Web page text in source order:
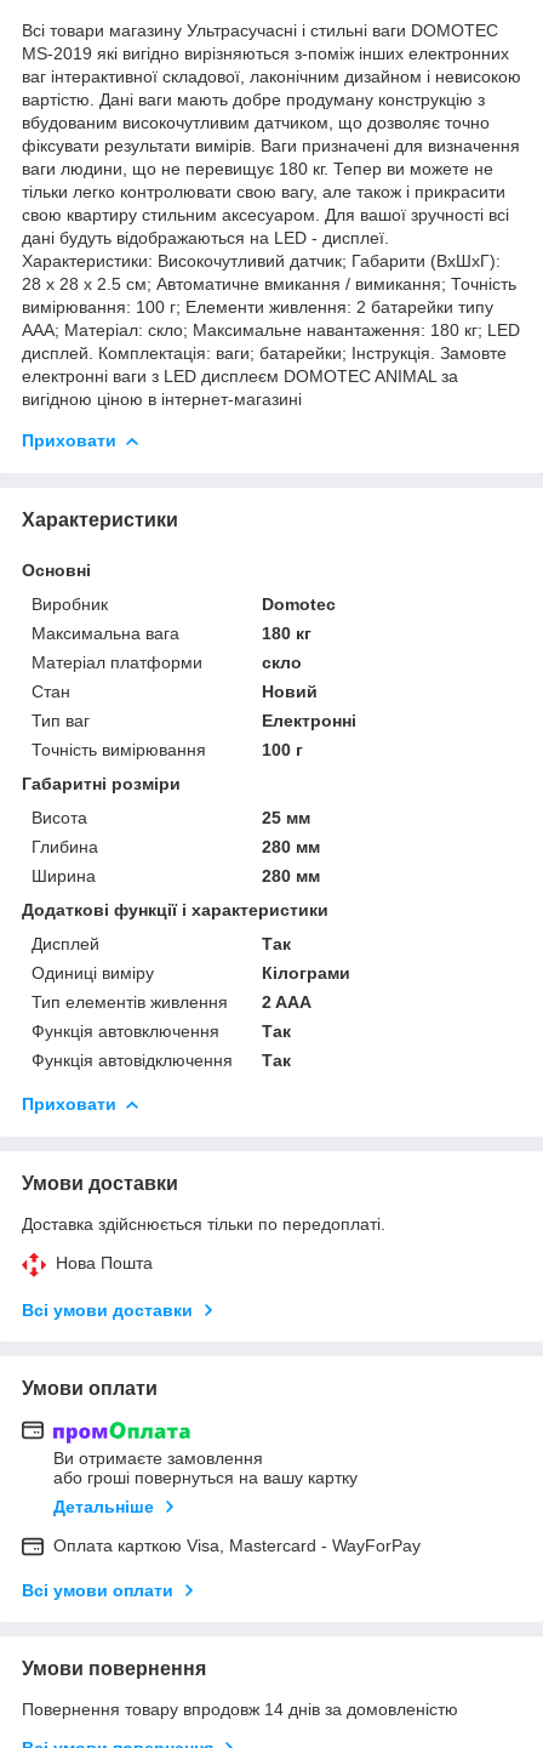
Всі товари магазину Ультрасучасні і стильні ваги DOMOTEC
MS-2019 які вигідно вирізняються з-поміж інших електронних
ваг інтерактивної складової, лаконічним дизайном і невисокою
вартістю. Дані ваги мають добре продуману конструкцію з
вбудованим високочутливим датчиком, що дозволяє точно
фіксувати результати вимірів. Ваги призначені для визначення
ваги людини, що не перевищує 180 кг. Тепер ви можете не
тільки легко контролювати свою вагу, але також і прикрасити
свою квартиру стильним аксесуаром. Для вашої зручності всі
дані будуть відображаються на LED - дисплеї.
Характеристики: Високочутливий датчик; Габарити (ВхШхГ):
28 x 28 x 2.5 см; Автоматичне вмикання / вимикання; Точність
вимірювання: 100 г; Елементи живлення: 2 батарейки типу
AAA; Матеріал: скло; Максимальне навантаження: 180 кг; LED
дисплей. Комплектація: ваги; батарейки; Інструкція. Замовте
електронні ваги з LED дисплеєм DOMOTEC ANIMAL за
вигідною ціною в інтернет-магазині
Приховати
Характеристики
Основні
Виробник
Domotec
Максимальна вага
180 кг
Матеріал платформи
скло
Стан
Новий
Тип ваг
Електронні
Точність вимірювання
100 г
Габаритні розміри
Висота
25 мм
Глибина
280 мм
Ширина
280 мм
Додаткові функції і характеристики
Дисплей
Так
Одиниці виміру
Кілограми
Тип елементів живлення
2 AAA
Функція автовключення
Так
Функція автовідключення
Так
Приховати
Умови доставки
Доставка здійснюється тільки по передоплаті.
Нова Пошта
Всі умови доставки
Умови оплати
Ви отримаєте замовлення
або гроші повернуться на вашу картку
Детальніше
Оплата карткою Visa, Mastercard - WayForPay
Всі умови оплати
Умови повернення
Повернення товару впродовж 14 днів за домовленістю